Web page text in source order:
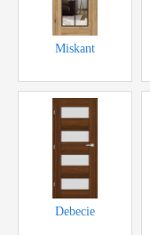
Miskant
Debecie